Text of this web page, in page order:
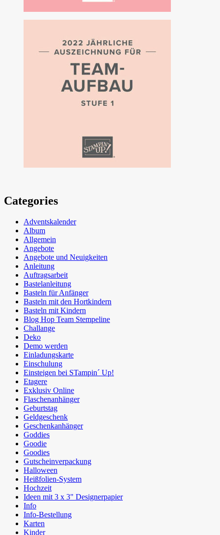
Categories
Adventskalender
Album
Allgemein
Angebote
Angebote und Neuigkeiten
Anleitung
Auftragsarbeit
Bastelanleitung
Basteln für Anfänger
Basteln mit den Hortkindern
Basteln mit Kindern
Blog Hop Team Stempeline
Challange
Deko
Demo werden
Einladungskarte
Einschulung
Einsteigen bei STampin´ Up!
Etagere
Exklusiv Online
Flaschenanhänger
Geburtstag
Geldgeschenk
Geschenkanhänger
Goddies
Goodie
Goodies
Gutscheinverpackung
Halloween
Heißfolien-System
Hochzeit
Ideen mit 3 x 3" Designerpapier
Info
Info-Bestellung
Karten
Kinder